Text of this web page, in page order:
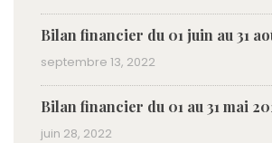
Bilan financier du 01 juin au 31
septembre 13, 2022
Bilan financier du 01 au 31 mai
juin 28, 2022